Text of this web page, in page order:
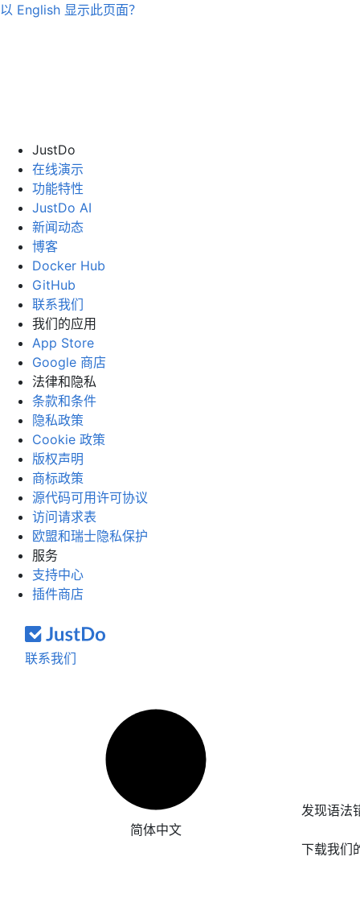
以 English 显示此页面？
JustDo
在线演示
功能特性
JustDo AI
新闻动态
博客
Docker Hub
GitHub
联系我们
我们的应用
App Store
Google 商店
法律和隐私
条款和条件
隐私政策
Cookie 政策
版权声明
商标政策
源代码可用许可协议
访问请求表
欧盟和瑞士隐私保护
服务
支持中心
插件商店
联系我们
简体中文
发现语法
下载我们